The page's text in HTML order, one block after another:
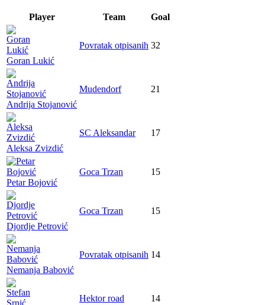
Player Team Goal
Goran Lukić
Povratak otpisanih 32
Andrija Stojanović
Mudendorf 21
Aleksa Zvizdić
SC Aleksandar 17
Petar Bojović
Goca Trzan 15
Djordje Petrović
Goca Trzan 15
Nemanja Babović
Povratak otpisanih 14
Hektor road 14